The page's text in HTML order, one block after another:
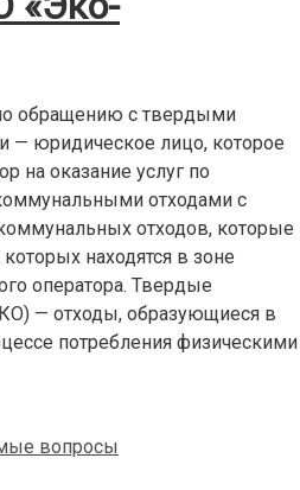
обращению с твердыми
— юридическое лицо, которое
на оказание услуг по
отходами с
отходов, которые
находятся в зоне
оператора. Твердые
— отходы, образующиеся в
потребления физическими
вопросы